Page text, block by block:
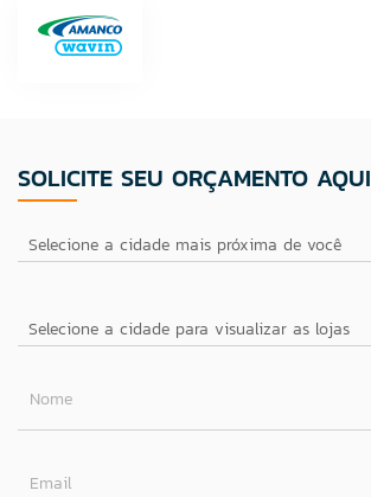
SOLICITE SEU ORÇAMENTO AQUI
Nome
Email